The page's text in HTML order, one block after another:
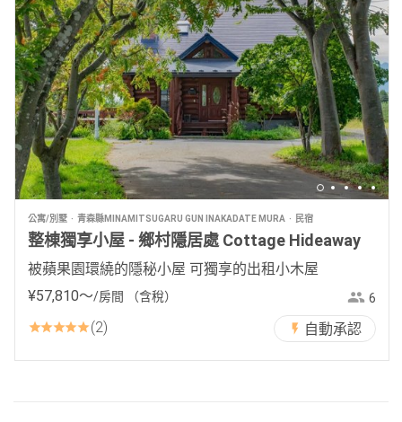
公寓/別墅 青森縣MINAMITSUGARU GUN INAKADATE MURA 民宿
整棟獨享小屋 - 鄉村隱居處 Cottage Hideaway
被蘋果園環繞的隱秘小屋 可獨享的出租小木屋
¥57,810〜/房間 （含稅） 6
2 自動承認